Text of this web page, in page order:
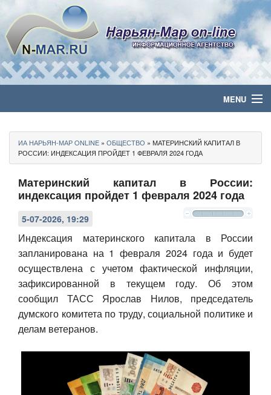
MENU
Политика
Бизнес
Культура
Медиа
Спорт
ИА НАРЬЯН-МАР ONLINE » ОБЩЕСТВО » МАТЕРИНСКИЙ КАПИТАЛ В
РОССИИ: ИНДЕКСАЦИЯ ПРОЙДЕТ 1 ФЕВРАЛЯ 2024 ГОДА
Материнский капитал в России:
индексация пройдет 1 февраля 2024 года
5-07-2026, 19:29
Индексация материнского капитала в России
запланирована на 1 февраля 2024 года и будет
осуществлена с учетом фактической инфляции,
зафиксированной в текущем году. Об этом
сообщил ТАСС Ярослав Нилов, председатель
думского комитета по труду, социальной политике и
делам ветеранов.